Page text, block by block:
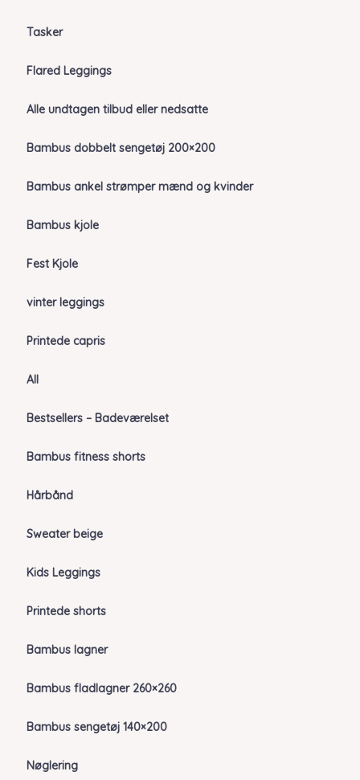
Tasker
Flared Leggings
Alle undtagen tilbud eller nedsatte
Bambus dobbelt sengetøj 200×200
Bambus ankel strømper mænd og kvinder
Bambus kjole
Fest Kjole
vinter leggings
Printede capris
All
Bestsellers – Badeværelset
Bambus fitness shorts
Hårbånd
Sweater beige
Kids Leggings
Printede shorts
Bambus lagner
Bambus fladlagner 260×260
Bambus sengetøj 140×200
Nøglering